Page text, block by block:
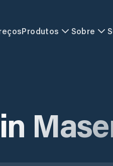
Produtos Sobre